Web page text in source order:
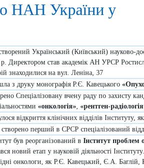
НАН України у
Український (Київський) науково-
Директором став академік АН УРСР
знаходилися на вул. Леніна, 37
з друку монографія Р.Є. Кавецького
Спеціалізовану вчену раду по захисту
«онкологія», «рентген-
відкриття клінічних відділів Інституту,
створено перший в СРСР спеціалізований
був реорганізований в Інститут проблем
новий етап у науковій діяльності
онкологи, як Р.Є. Кавецький, Є.А.